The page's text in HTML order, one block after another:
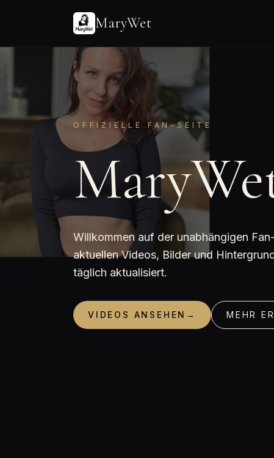
MaryWet
OFFIZIELLE FAN-SEITE
Willkommen auf der unabhängigen
aktuellen Videos, Bilder und
täglich aktualisiert.
VIDEOS ANSEHEN → MEHR